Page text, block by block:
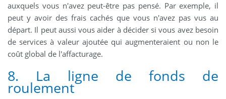
auxquels vous n'avez peut-être pas pensé. Par exemple, il
peut y avoir des frais cachés que vous n'avez pas vus au
départ. Il peut aussi vous aider à décider si vous avez besoin
de services à valeur ajoutée qui augmenteraient ou non le
coût global de l'affacturage.
8. La ligne de fonds de
roulement